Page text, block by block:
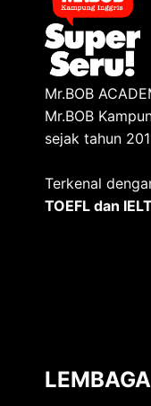
Mr.BOB
Mr.BOB
sejak tahun
Terkenal
TOEFL dan